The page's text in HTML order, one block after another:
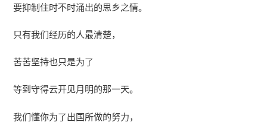
要抑制住时不时涌出的思乡之情。
只有我们经历的人最清楚，
苦苦坚持也只是为了
等到守得云开见月明的那一天。
我们懂你为了出国所做的努力，